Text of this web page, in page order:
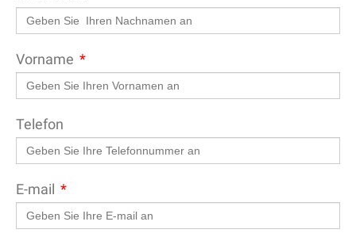
Vorname
Telefon
E-mail